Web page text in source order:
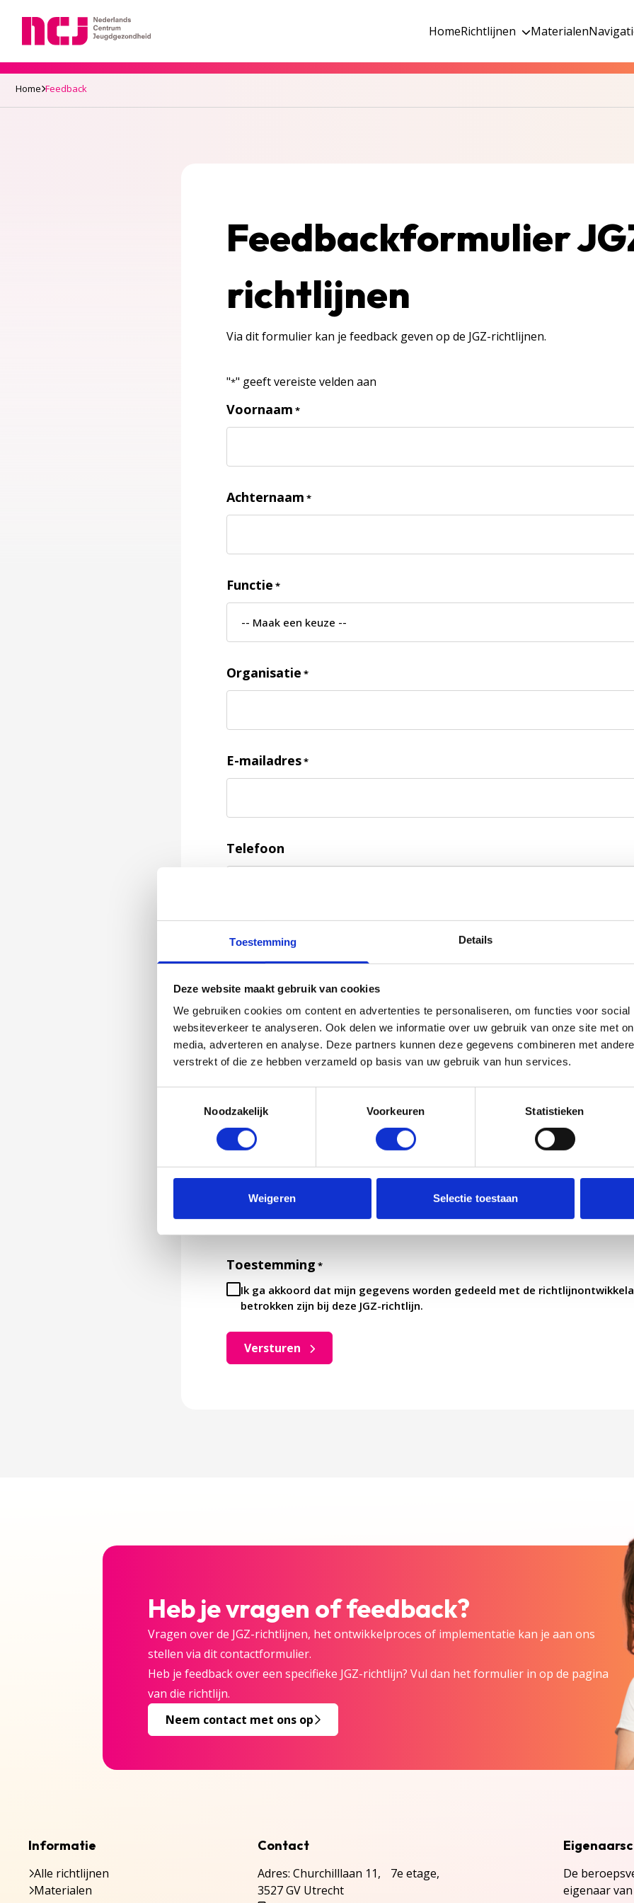
Toestemming Details
Deze website maakt gebruik van cookies
We gebruiken cookies om content en advertenties te personaliseren, om functies voor
websiteverkeer te analyseren. Ook delen we informatie over uw gebruik van onze site met
media, adverteren en analyse. Deze partners kunnen deze gegevens combineren met
verstrekt of die ze hebben verzameld op basis van uw gebruik van hun services.
Noodzakelijk
Voorkeuren Statistieken
Weigeren Selectie toestaan
HomeRichtlijnen Materialen
Home Feedback
Feedbackformulier
richtlijnen
Via dit formulier kan je feedback geven op de JGZ-richtlijnen.
"*" geeft vereiste velden aan
Voornaam *
Achternaam *
Functie *
Organisatie *
E-mailadres*
Telefoon
Feedback*
Jouw feedback wordt verwerkt door de adviseurs van het team richtlijnen
Toestemming *
Ik ga akkoord dat mijn gegevens worden gedeeld met de
betrokken zijn bij deze JGZ-richtlijn.
Versturen
Heb je vragen of feedback?
Vragen over de JGZ-richtlijnen, het ontwikkelproces of implementatie kan je aan ons
stellen via dit contactformulier.
Heb je feedback over een specifieke JGZ-richtlijn? Vul dan het formulier in op de pagina
van die richtlijn.
Neem contact met ons op
Informatie
Alle richtlijnen
Materialen
Contact
Adres: Churchilllaan 11, 7e etage,
3527 GV Utrecht
De
eigenaar